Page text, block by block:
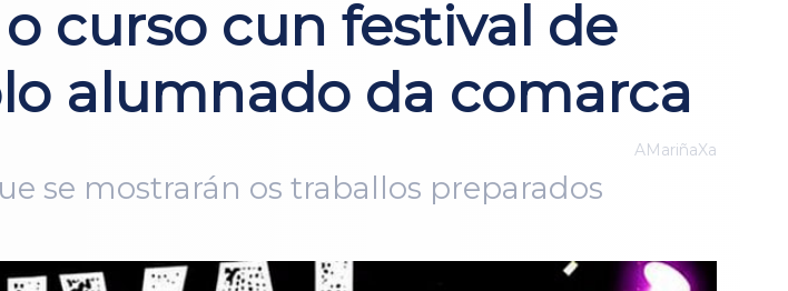
curso cun festival de
alumnado da comarca
AMariñaXa
se mostrarán os traballos preparados